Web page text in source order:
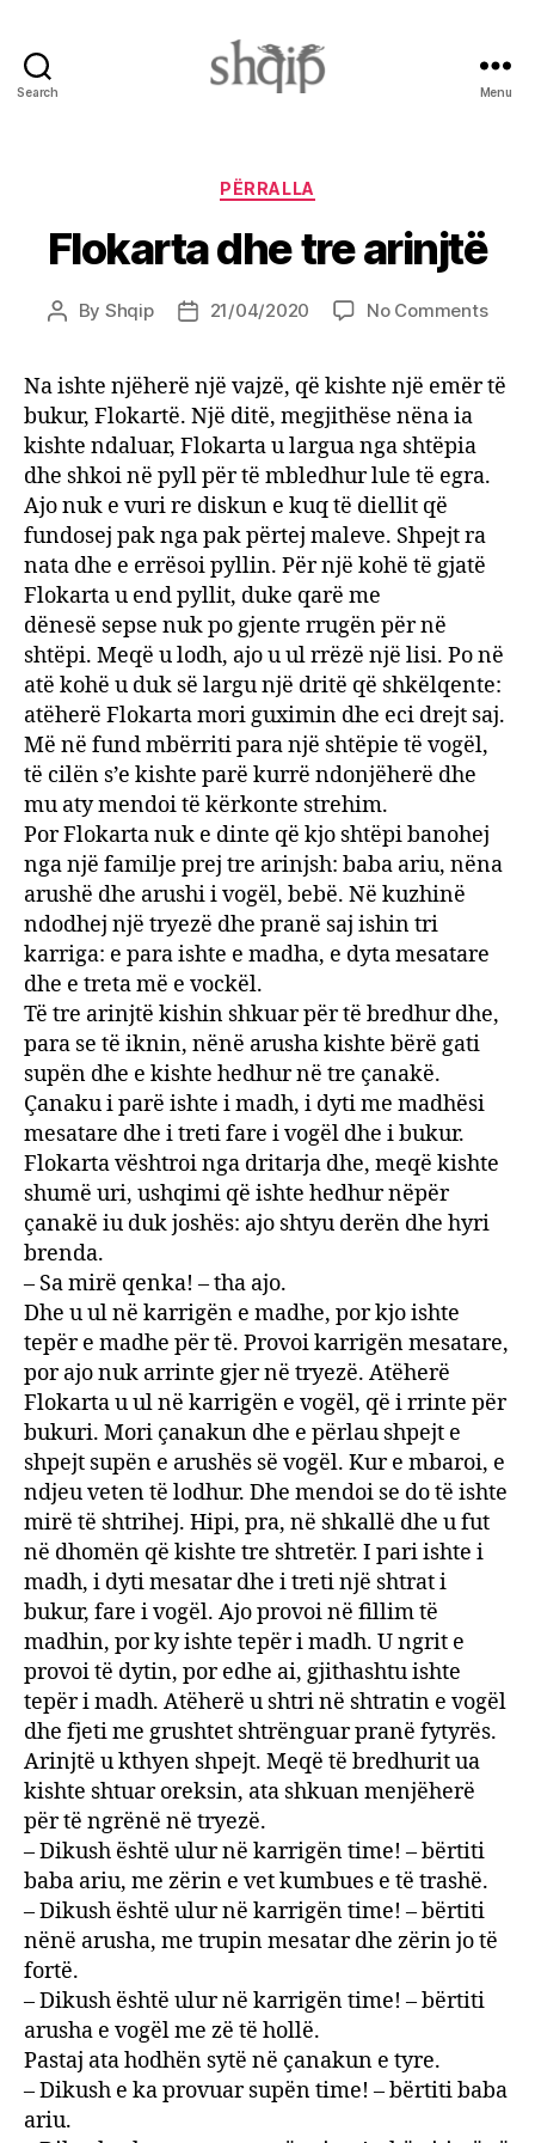
Search Menu
Categories
PËRRALLA
Flokarta dhe tre arinjtë
Post
By Shqip
Post21/04/2020 No Commentson
tre
Na ishte njëherë një vajzë, që kishte një emër të
bukur, Flokartë. Një ditë, megjithëse nëna ia
kishte ndaluar, Flokarta u largua nga shtëpia
dhe shkoi në pyll për të mbledhur lule të egra.
Ajo nuk e vuri re diskun e kuq të diellit që
fundosej pak nga pak përtej maleve. Shpejt ra
nata dhe e errësoi pyllin. Për një kohë të gjatë
Flokarta u end pyllit, duke qarë me
dënesë sepse nuk po gjente rrugën për në
shtëpi. Meqë u lodh, ajo u ul rrëzë një lisi. Po në
atë kohë u duk së largu një dritë që shkëlqente:
atëherë Flokarta mori guximin dhe eci drejt saj.
Më në fund mbërriti para një shtëpie të vogël,
të cilën s’e kishte parë kurrë ndonjëherë dhe
mu aty mendoi të kërkonte strehim.
Por Flokarta nuk e dinte që kjo shtëpi banohej
nga një familje prej tre arinjsh: baba ariu, nëna
arushë dhe arushi i vogël, bebë. Në kuzhinë
ndodhej një tryezë dhe pranë saj ishin tri
karriga: e para ishte e madha, e dyta mesatare
dhe e treta më e vockël.
Të tre arinjtë kishin shkuar për të bredhur dhe,
para se të iknin, nënë arusha kishte bërë gati
supën dhe e kishte hedhur në tre çanakë.
Çanaku i parë ishte i madh, i dyti me madhësi
mesatare dhe i treti fare i vogël dhe i bukur.
Flokarta vështroi nga dritarja dhe, meqë kishte
shumë uri, ushqimi që ishte hedhur nëpër
çanakë iu duk joshës: ajo shtyu derën dhe hyri
brenda.
– Sa mirë qenka! – tha ajo.
Dhe u ul në karrigën e madhe, por kjo ishte
tepër e madhe për të. Provoi karrigën mesatare,
por ajo nuk arrinte gjer në tryezë. Atëherë
Flokarta u ul në karrigën e vogël, që i rrinte për
bukuri. Mori çanakun dhe e përlau shpejt e
shpejt supën e arushës së vogël. Kur e mbaroi, e
ndjeu veten të lodhur. Dhe mendoi se do të ishte
mirë të shtrihej. Hipi, pra, në shkallë dhe u fut
në dhomën që kishte tre shtretër. I pari ishte i
madh, i dyti mesatar dhe i treti një shtrat i
bukur, fare i vogël. Ajo provoi në fillim të
madhin, por ky ishte tepër i madh. U ngrit e
provoi të dytin, por edhe ai, gjithashtu ishte
tepër i madh. Atëherë u shtri në shtratin e vogël
dhe fjeti me grushtet shtrënguar pranë fytyrës.
Arinjtë u kthyen shpejt. Meqë të bredhurit ua
kishte shtuar oreksin, ata shkuan menjëherë
për të ngrënë në tryezë.
– Dikush është ulur në karrigën time! – bërtiti
baba ariu, me zërin e vet kumbues e të trashë.
– Dikush është ulur në karrigën time! – bërtiti
nënë arusha, me trupin mesatar dhe zërin jo të
fortë.
– Dikush është ulur në karrigën time! – bërtiti
arusha e vogël me zë të hollë.
Pastaj ata hodhën sytë në çanakun e tyre.
– Dikush e ka provuar supën time! – bërtiti baba
ariu.